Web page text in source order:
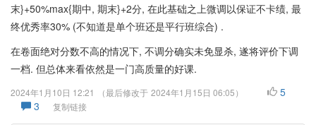
末}+50%max{期中, 期末}+2分, 在此基础之上微调以保证不卡绩, 最
终优秀率30% (不知道是单个班还是平行班综合) .
在卷面绝对分数不高的情况下, 不调分确实未免显杀, 遂将评价下调
一档. 但总体来看依然是一门高质量的好课.
2024年1月10日 12:21 （最后修改于 2024年1月15日 06:05）
5
3
复制链接